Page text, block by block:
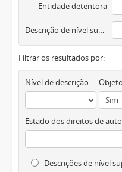
Entidade detentora
Descrição de nível superior
Filtrar os resultados por:
Nível de descrição
Estado dos direitos de
Descrições de nível